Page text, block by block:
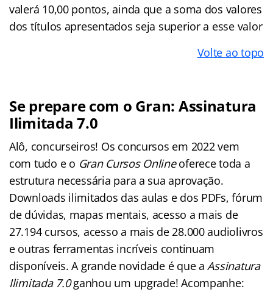
valerá 10,00 pontos, ainda que a soma dos valores
dos títulos apresentados seja superior a esse valor
Volte ao topo
Se prepare com o Gran: Assinatura
Ilimitada 7.0
Alô, concurseiros! Os concursos em 2022 vem
com tudo e o Gran Cursos Onlineoferece toda a
estrutura necessária para a sua aprovação.
Downloads ilimitados das aulas e dos PDFs, fórum
de dúvidas, mapas mentais, acesso a mais de
27.194 cursos, acesso a mais de 28.000 audiolivros
e outras ferramentas incríveis continuam
disponíveis. A grande novidade é que aAssinatura
Ilimitada 7.0ganhou um upgrade! Acompanhe: